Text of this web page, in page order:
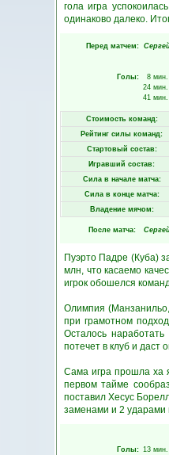
гола игра
одинаково далеко.
Перед матчем:
Голы: 8 мин.
24 мин.
41 мин.
Стоимость команд:
Рейтинг силы команд:
Стартовый состав:
Игравший состав:
Сила в начале матча:
Сила в конце матча:
Владение мячом:
После матча:
Пуэрто Падре (Куба)
млн, что касаемо
игрок обошелся
Олимпия
при грамотном
Осталось
потечет в клуб и даст
Сама игра прошла ха
первом тайме
поставил Хесус
заменами и 2 ударами
Голы: 13 мин.